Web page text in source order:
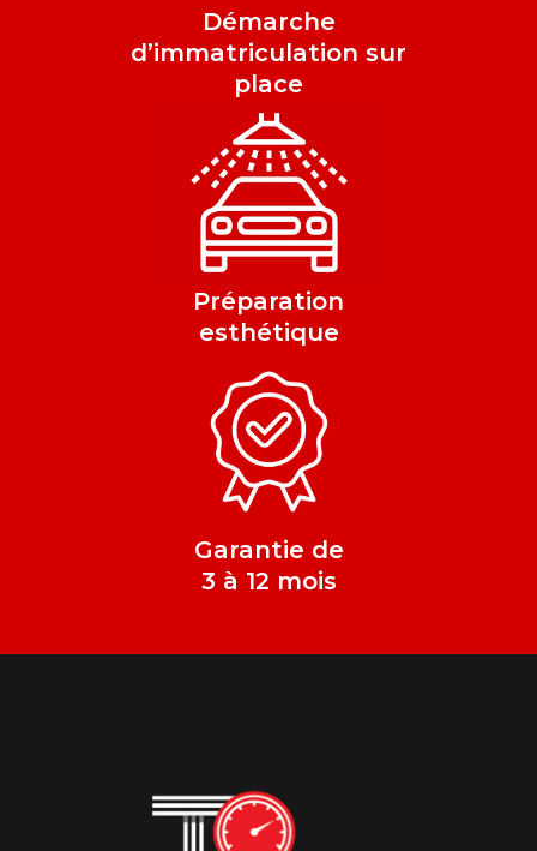
Démarche
d’immatriculation sur
place
Préparation
esthétique
Garantie de
3 à 12 mois